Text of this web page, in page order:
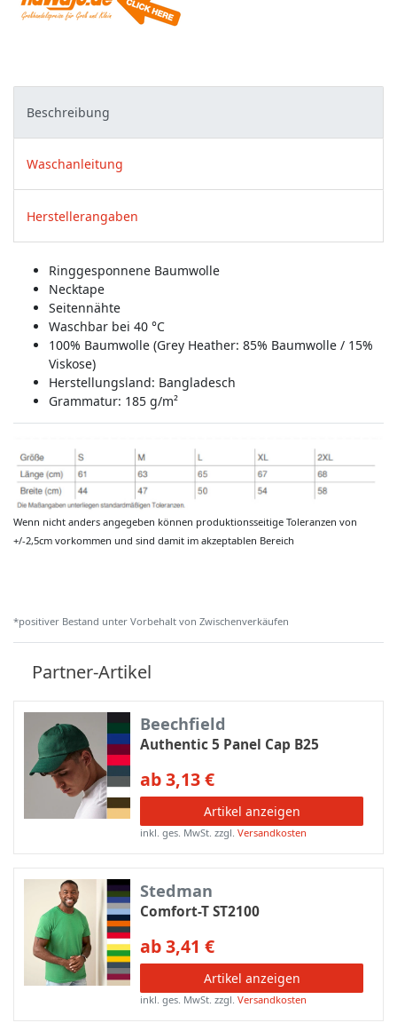
Beschreibung
Waschanleitung
Herstellerangaben
Ringgesponnene Baumwolle
Necktape
Seitennähte
Waschbar bei 40 °C
100% Baumwolle (Grey Heather: 85% Baumwolle / 15%
Viskose)
Herstellungsland: Bangladesch
Grammatur: 185 g/m²
Wenn nicht anders angegeben können produktionsseitige Toleranzen von
+/-2,5cm vorkommen und sind damit im akzeptablen Bereich
*positiver Bestand unter Vorbehalt von Zwischenverkäufen
Partner-Artikel
Beechfield
Authentic 5 Panel Cap B25
ab 3,13 €
Artikel anzeigen
inkl. ges. MwSt. zzgl.Versandkosten
Stedman
Comfort-T ST2100
ab 3,41 €
Artikel anzeigen
inkl. ges. MwSt. zzgl.Versandkosten